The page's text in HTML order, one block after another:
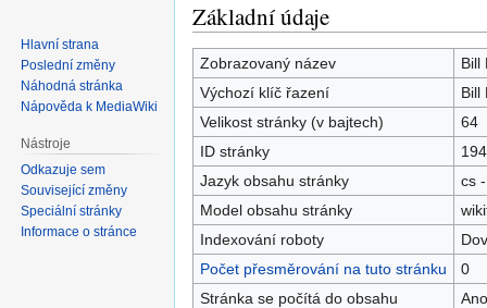
Skočit
na
navigaci
Skočit
na
vyhledávání
Základní údaje
Zobrazovaný název
Bill
Výchozí klíč řazení
Bill
Velikost stránky (v bajtech)
64
ID stránky
Jazyk obsahu stránky
cs
Model obsahu stránky
Indexování roboty
Počet přesměrování na tuto stránku
0
Stránka se počítá do obsahu
Ano
Hlavní strana
Poslední změny
Náhodná stránka
Nápověda k MediaWiki
Nástroje
Odkazuje sem
Související změny
Speciální stránky
Informace o stránce